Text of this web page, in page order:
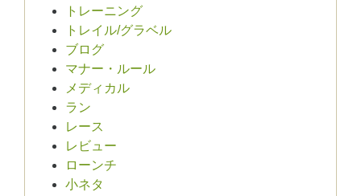
トレーニング
トレイル/グラベル
ブログ
マナー・ルール
メディカル
ラン
レース
レビュー
ローンチ
小ネタ